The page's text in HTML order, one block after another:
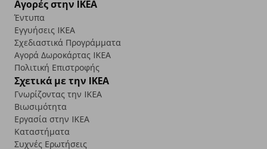
Αγορές στην IKEA
Έντυπα
Εγγυήσεις IKEA
Σχεδιαστικά Προγράμματα
Αγορά Δωρoκάρτας IKEA
Πολιτική Επιστροφής
Σχετικά με την IKEA
Γνωρίζοντας την IKEA
Βιωσιμότητα
Εργασία στην IKEA
Καταστήματα
Συχνές Ερωτήσεις